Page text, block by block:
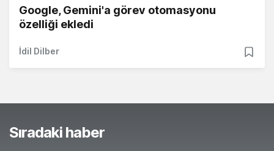
Google, Gemini'a görev otomasyonu
özelliği ekledi
İdil Dilber
Sıradaki haber